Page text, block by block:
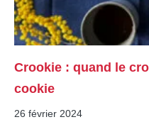
Crookie : quand le
cookie
26 février 2024